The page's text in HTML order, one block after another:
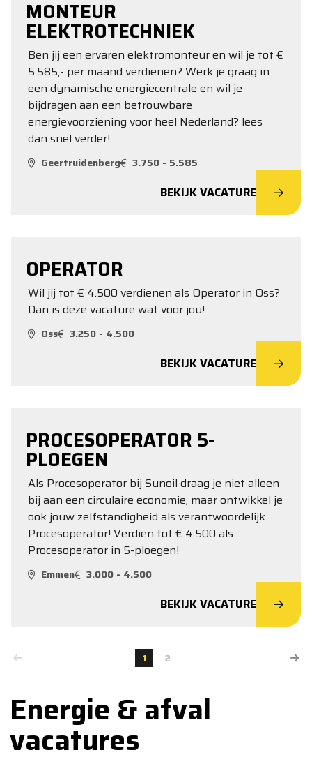
MONTEUR
ELEKTROTECHNIEK
Ben jij een ervaren elektromonteur en wil je tot €
5.585,- per maand verdienen? Werk je graag in
een dynamische energiecentrale en wil je
bijdragen aan een betrouwbare
energievoorziening voor heel Nederland? lees
dan snel verder!
Geertruidenberg 3.750 - 5.585
BEKIJK VACATURE
OPERATOR
Wil jij tot € 4.500 verdienen als Operator in Oss?
Dan is deze vacature wat voor jou!
Oss 3.250 - 4.500
BEKIJK VACATURE
PROCESOPERATOR 5-
PLOEGEN
Als Procesoperator bij Sunoil draag je niet alleen
bij aan een circulaire economie, maar ontwikkel je
ook jouw zelfstandigheid als verantwoordelijk
Procesoperator! Verdien tot € 4.500 als
Procesoperator in 5-ploegen!
Emmen 3.000 - 4.500
BEKIJK VACATURE
1 2
Energie & afval
vacatures